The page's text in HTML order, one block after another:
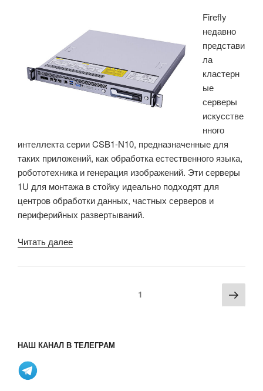
Zapier.»
Firefly
недавно
представи
ла
кластерн
ые
серверы
искусстве
нного
интеллекта серии CSB1-N10, предназначенные для
таких приложений, как обработка естественного языка,
робототехника и генерация изображений. Эти серверы
1U для монтажа в стойку идеально подходят для
центров обработки данных, частных серверов и
периферийных развертываний.
Читать далее«Кластерные
от
1
НАШ КАНАЛ В ТЕЛЕГРАМ